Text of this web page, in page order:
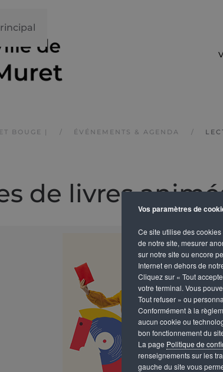
Vos paramètres de
Ce site utilise des
de notre site, mesurer
sur notre site ou encore
Internet en dehors de
Cliquez sur « Tout
votre terminal. Vous
Tout refuser » ou
Conformément à la
aucun cookie ou
bon fonctionnement du
La page Politique de
renseignements sur les
gauche du site vous
BOUGE | ÉVÉNEMENTS & AGENDA
de livres